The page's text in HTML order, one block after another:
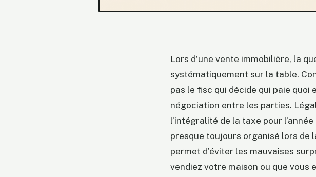
Lors d’une vente immobilière, la
systématiquement sur la table.
pas le fisc qui décide qui paie quoi
négociation entre les parties.
l’intégralité de la taxe pour
presque toujours organisé lors de
permet d’éviter les mauvaises
vendiez votre maison ou que vous